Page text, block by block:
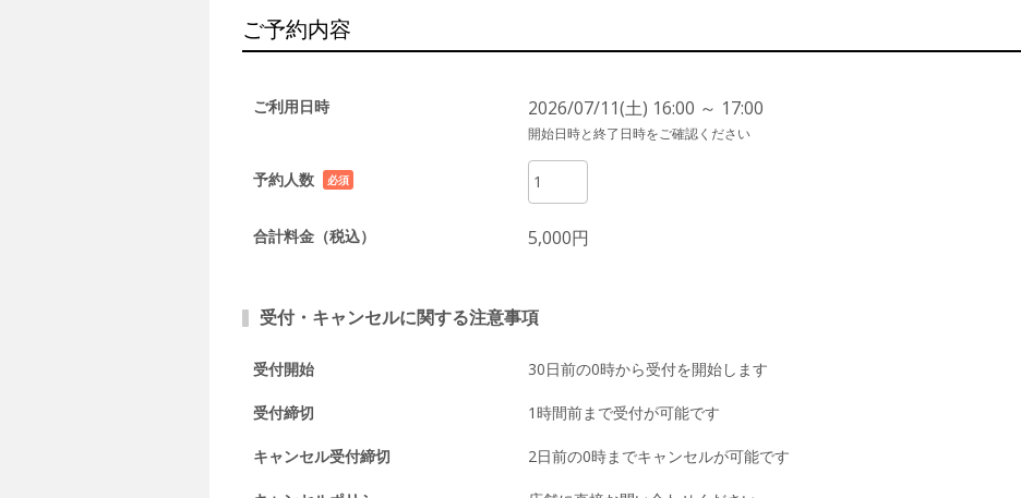
ご予約内容
ご利用日時 2026/07/11(土) 16:00 ～ 17:00
開始日時と終了日時をご確認ください
予約人数
必須
合計料金（税込） 5,000円
受付・キャンセルに関する注意事項
受付開始 30日前の0時から受付を開始します
受付締切 1時間前まで受付が可能です
キャンセル受付締切 2日前の0時までキャンセルが可能です